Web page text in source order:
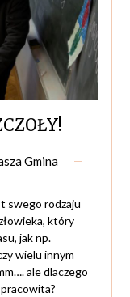
Gmina
swego rodzaju
który
jak np.
wielu innym
ale dlaczego